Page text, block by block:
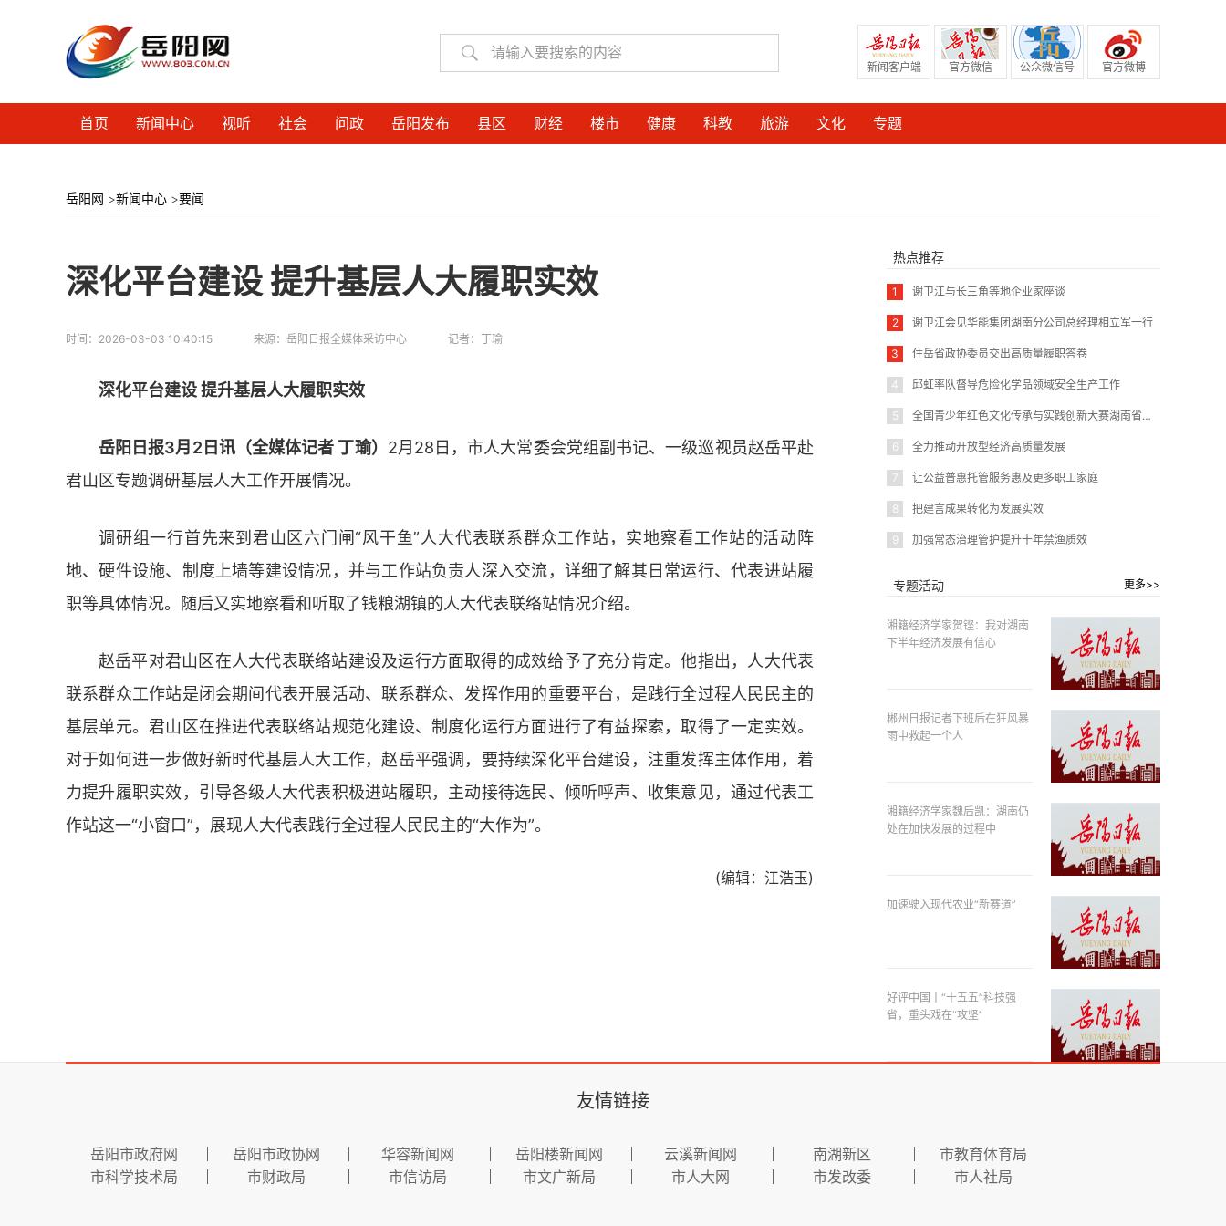
新闻客户端 官方微信 公众微信号 官方微博
首页 新闻中心 视听 社会 问政 岳阳发布 县区 财经 楼市 健康 科教 旅游 文化 专题
岳阳网 >新闻中心 >要闻
深化平台建设 提升基层人大履职实效
时间： 2026-03-03 10:40:15 来源： 岳阳日报全媒体采访中心 记者： 丁瑜
深化平台建设 提升基层人大履职实效
岳阳日报3月2日讯（全媒体记者 丁瑜） 2月28日，市人大常委会党组副书记、一级巡视员赵岳平赴
君山区专题调研基层人大工作开展情况。
调研组一行首先来到君山区六门闸“风干鱼”人大代表联系群众工作站，实地察看工作站的活动阵
地、硬件设施、制度上墙等建设情况，并与工作站负责人深入交流，详细了解其日常运行、代表进站履
职等具体情况。随后又实地察看和听取了钱粮湖镇的人大代表联络站情况介绍。
赵岳平对君山区在人大代表联络站建设及运行方面取得的成效给予了充分肯定。他指出，人大代表
联系群众工作站是闭会期间代表开展活动、联系群众、发挥作用的重要平台，是践行全过程人民民主的
基层单元。君山区在推进代表联络站规范化建设、制度化运行方面进行了有益探索，取得了一定实效。
对于如何进一步做好新时代基层人大工作，赵岳平强调，要持续深化平台建设，注重发挥主体作用，着
力提升履职实效，引导各级人大代表积极进站履职，主动接待选民、倾听呼声、收集意见，通过代表工
作站这一“小窗口”，展现人大代表践行全过程人民民主的“大作为”。
(编辑：江浩玉)
热点推荐
1 谢卫江与长三角等地企业家座谈
2 谢卫江会见华能集团湖南分公司总经理相立军一行
3 住岳省政协委员交出高质量履职答卷
4 邱虹率队督导危险化学品领域安全生产工作
5 全国青少年红色文化传承与实践创新大赛湖南省赛在岳阳圆满闭幕
6 全力推动开放型经济高质量发展
7 让公益普惠托管服务惠及更多职工家庭
8 把建言成果转化为发展实效
9 加强常态治理管护提升十年禁渔质效
专题活动 更多>>
湘籍经济学家贺铿：我对湖南
下半年经济发展有信心
郴州日报记者下班后在狂风暴
雨中救起一个人
湘籍经济学家魏后凯：湖南仍
处在加快发展的过程中
加速驶入现代农业“新赛道”
好评中国丨“十五五”科技强
省，重头戏在“攻坚”
友情链接
岳阳市政府网 岳阳市政协网 华容新闻网 岳阳楼新闻网 云溪新闻网 南湖新区
市教育体育局
市科学技术局
市财政局 市信访局 市文广新局 市人大网 市发改委 市人社局